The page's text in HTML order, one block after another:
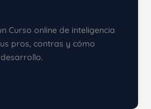
Curso online de inteligencia
pros, contras y cómo